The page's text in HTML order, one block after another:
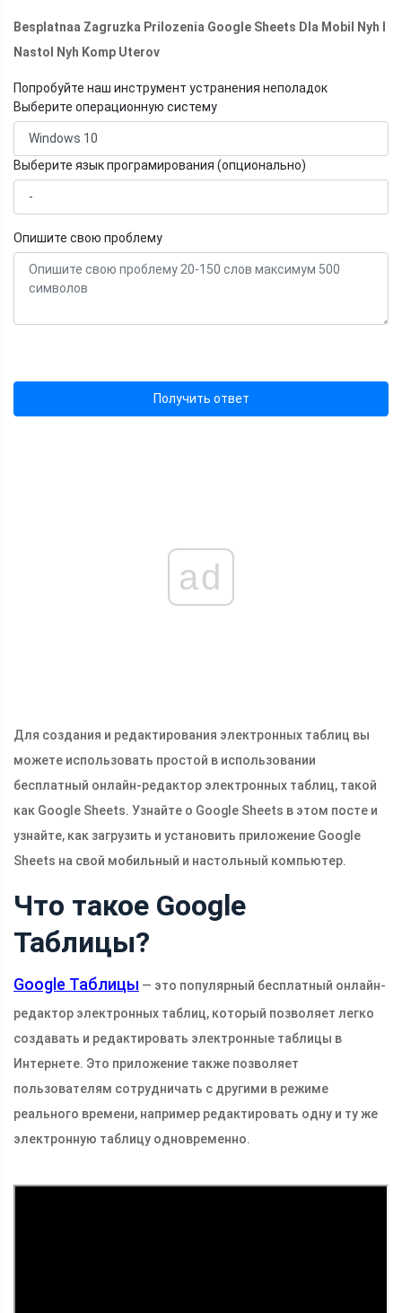
Besplatnaa Zagruzka Prilozenia Google Sheets Dla Mobil Nyh I
Nastol Nyh Komp Uterov
Попробуйте наш инструмент устранения неполадок
Выберите операционную систему
Выберите язык програмирования (опционально)
Опишите свою проблему
Получить ответ
ad
Для создания и редактирования электронных таблиц вы
можете использовать простой в использовании
бесплатный онлайн-редактор электронных таблиц, такой
как Google Sheets. Узнайте о Google Sheets в этом посте и
узнайте, как загрузить и установить приложение Google
Sheets на свой мобильный и настольный компьютер.
Что такое Google
Таблицы?
Google Таблицы — это популярный бесплатный онлайн-
редактор электронных таблиц, который позволяет легко
создавать и редактировать электронные таблицы в
Интернете. Это приложение также позволяет
пользователям сотрудничать с другими в режиме
реального времени, например редактировать одну и ту же
электронную таблицу одновременно.